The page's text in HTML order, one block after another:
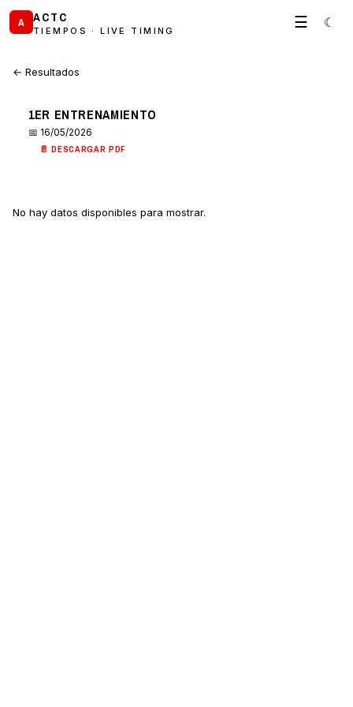
A ACTC
TIEMPOS · LIVE TIMING ☰ ☾
← Resultados
1ER ENTRENAMIENTO
📅 16/05/2026
📄 DESCARGAR PDF
No hay datos disponibles para mostrar.